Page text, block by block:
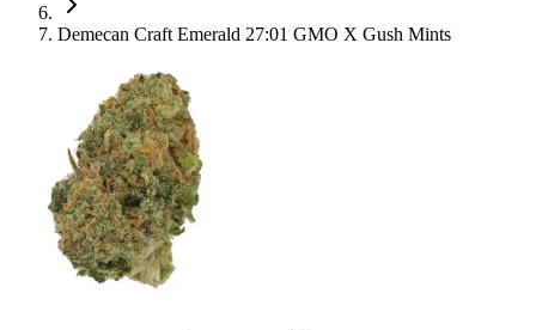
Demecan Craft Emerald 27:01 GMO X Gush Mints